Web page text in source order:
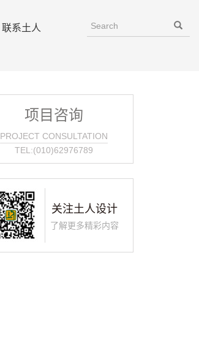
联系土人
项目咨询
PROJECT CONSULTATION
TEL:(010)62976789
关注土人设计
了解更多精彩内容